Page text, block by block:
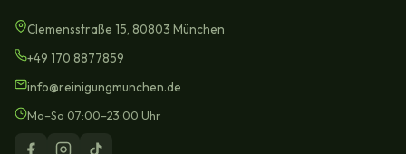
Clemensstraße 15, 80803 München
+49 170 8877859
info@reinigungmunchen.de
Mo–So 07:00–23:00 Uhr